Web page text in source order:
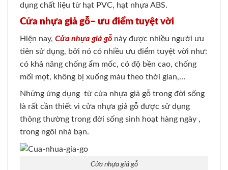
dụng chất liệu từ hạt PVC, hạt nhựa ABS.
Cửa nhựa giả gỗ– ưu điểm tuyệt vời
Hiện nay, Cửa nhựa giả gỗ này được nhiều người ưu
tiên sử dụng, bởi nó có nhiều ưu điểm tuyệt vời như:
có khả năng chống ẩm mốc, có độ bền cao, chống
mối mọt, không bị xuống màu theo thời gian,…
Những ứng dụng từ cửa nhựa giả gỗ trong đời sống
là rất cần thiết vì cửa nhựa giả gỗ được sử dụng
thông thường trong đời sống sinh hoạt hàng ngày ,
trong ngôi nhà bạn.
Cửa nhựa giả gỗ